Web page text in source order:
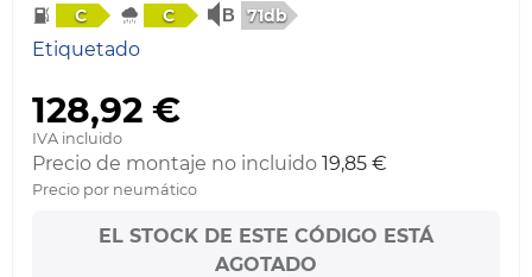
C C 71db
Etiquetado
128,92 €
IVA incluido
Precio de montaje no incluido 19,85 €
Precio por neumático
EL STOCK DE ESTE CÓDIGO ESTÁ
AGOTADO